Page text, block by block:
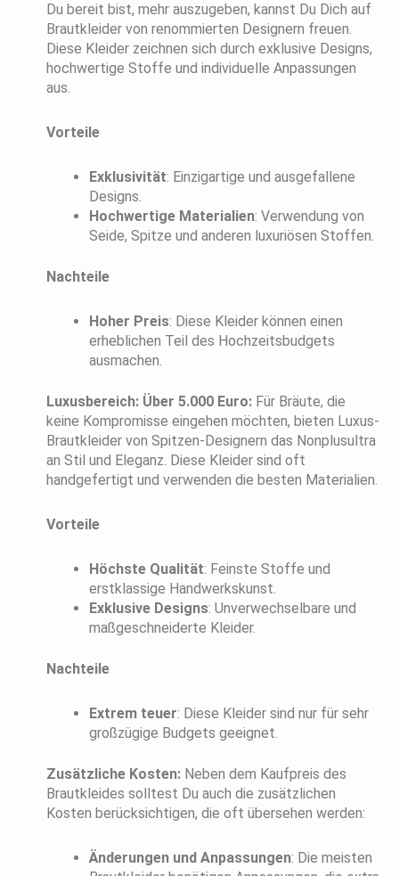
Du bereit bist, mehr auszugeben, kannst Du Dich auf
Brautkleider von renommierten Designern freuen.
Diese Kleider zeichnen sich durch exklusive Designs,
hochwertige Stoffe und individuelle Anpassungen
aus.
Vorteile
Exklusivität: Einzigartige und ausgefallene
Designs.
Hochwertige Materialien: Verwendung von
Seide, Spitze und anderen luxuriösen Stoffen.
Nachteile
Hoher Preis: Diese Kleider können einen
erheblichen Teil des Hochzeitsbudgets
ausmachen.
Luxusbereich: Über 5.000 Euro: Für Bräute, die
keine Kompromisse eingehen möchten, bieten Luxus-
Brautkleider von Spitzen-Designern das Nonplusultra
an Stil und Eleganz. Diese Kleider sind oft
handgefertigt und verwenden die besten Materialien.
Vorteile
Höchste Qualität: Feinste Stoffe und
erstklassige Handwerkskunst.
Exklusive Designs: Unverwechselbare und
maßgeschneiderte Kleider.
Nachteile
Extrem teuer: Diese Kleider sind nur für sehr
großzügige Budgets geeignet.
Zusätzliche Kosten: Neben dem Kaufpreis des
Brautkleides solltest Du auch die zusätzlichen
Kosten berücksichtigen, die oft übersehen werden:
Änderungen und Anpassungen: Die meisten